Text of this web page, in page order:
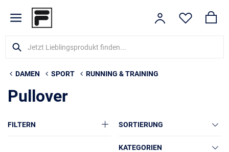
DAMEN SPORT RUNNING & TRAINING
Pullover
FILTERN SORTIERUNG
KATEGORIEN